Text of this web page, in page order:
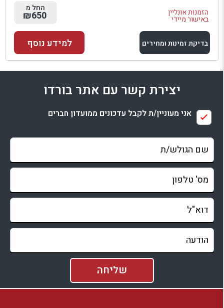
הזמנות אונליין
באישור מיידי
החל מ
₪650
בדיקת זמינות ומחירים
למתחם זה
בדיקת זמינות ומחירים
למידע נוסף
יצירת קשר עם אתר בורדו
אני מעוניין/ת לקבל עדכונים ממועדון חברים